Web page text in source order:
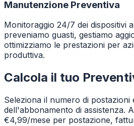
Manutenzione Preventiva
Monitoraggio 24/7 dei dispositivi
preveniamo guasti, gestiamo
ottimizziamo le prestazioni per
produttiva.
Calcola il tuo
Seleziona il numero di
dell'abbonamento di assistenza.
€4,99/mese per postazione,